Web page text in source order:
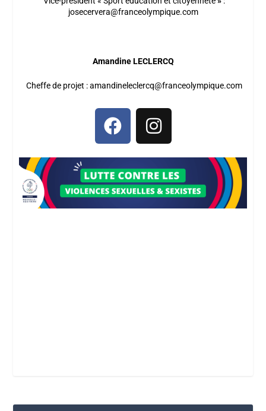
josecervera@franceolympique.com
Amandine LECLERCQ
Cheffe de projet :amandineleclercq@franceolympique.com